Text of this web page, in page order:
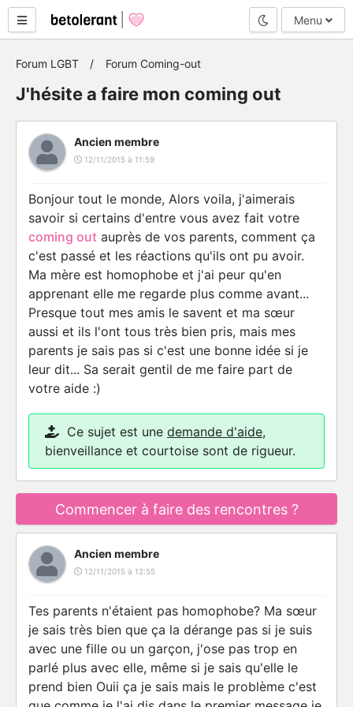
Mode nuit
Menu
Forum LGBT Forum Coming-out
J'hésite a faire mon coming out
Ancien membre
12/11/2015 à 11:59
Bonjour tout le monde, Alors voila, j'aimerais
savoir si certains d'entre vous avez fait votre
coming out auprès de vos parents, comment ça
c'est passé et les réactions qu'ils ont pu avoir.
Ma mère est homophobe et j'ai peur qu'en
apprenant elle me regarde plus comme avant...
Presque tout mes amis le savent et ma sœur
aussi et ils l'ont tous très bien pris, mais mes
parents je sais pas si c'est une bonne idée si je
leur dit... Sa serait gentil de me faire part de
votre aide :)
Ce sujet est une demande d'aide,
bienveillance et courtoise sont de rigueur.
Commencer à faire des rencontres ?
Ancien membre
12/11/2015 à 12:55
Tes parents n'étaient pas homophobe? Ma sœur
je sais très bien que ça la dérange pas si je suis
avec une fille ou un garçon, j'ose pas trop en
parlé plus avec elle, même si je sais qu'elle le
prend bien Ouii ça je sais mais le problème c'est